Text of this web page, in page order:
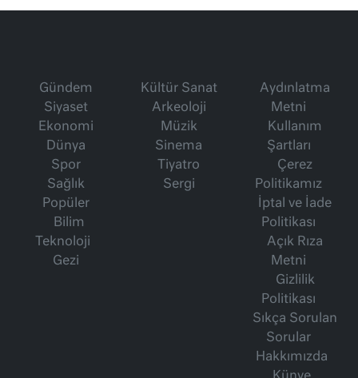
Gündem
Siyaset
Ekonomi
Dünya
Spor
Sağlık
Popüler
Bilim
Teknoloji
Gezi
Kültür Sanat
Arkeoloji
Müzik
Sinema
Tiyatro
Sergi
Aydınlatma
Metni
Kullanım
Şartları
Çerez
Politikamız
İptal ve İade
Politikası
Açık Rıza
Metni
Gizlilik
Politikası
Sıkça Sorulan
Sorular
Hakkımızda